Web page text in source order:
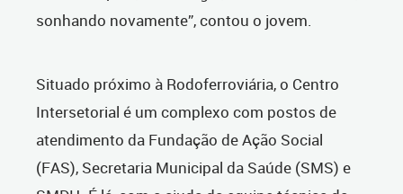
sonhando novamente”, contou o jovem.
Situado próximo à Rodoferroviária,o Centro
Intersetorial é um complexo com postos de
atendimento da Fundação de Ação Social
(FAS), Secretaria Municipal da Saúde (SMS) e